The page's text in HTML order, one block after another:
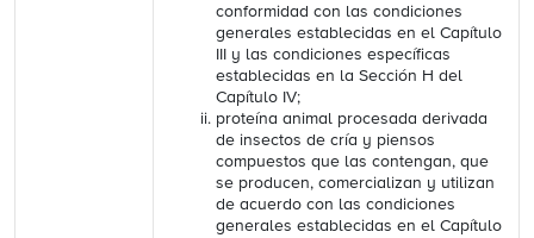
conformidad con las condiciones
generales establecidas en el Capítulo
III y las condiciones específicas
establecidas en la Sección H del
Capítulo IV;
proteína animal procesada derivada
de insectos de cría y piensos
compuestos que las contengan, que
se producen, comercializan y utilizan
de acuerdo con las condiciones
generales establecidas en el Capítulo